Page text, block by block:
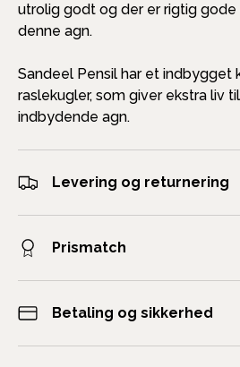
utrolig godt og der er rigtig gode
denne agn.
Sandeel Pensil har et indbygget
raslekugler, som giver ekstra liv
indbydende agn.
Levering og returnering
Prismatch
Betaling og sikkerhed